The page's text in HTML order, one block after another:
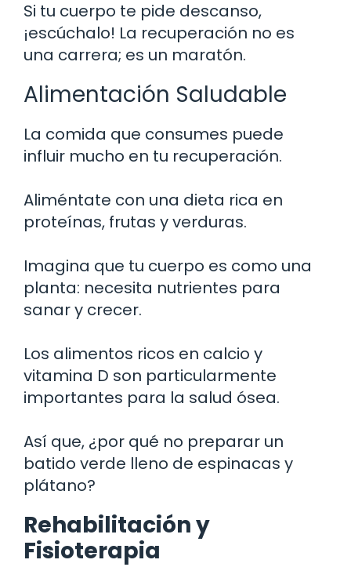
Si tu cuerpo te pide descanso,
¡escúchalo! La recuperación no es
una carrera; es un maratón.
Alimentación Saludable
La comida que consumes puede
influir mucho en tu recuperación.
Aliméntate con una dieta rica en
proteínas, frutas y verduras.
Imagina que tu cuerpo es como una
planta: necesita nutrientes para
sanar y crecer.
Los alimentos ricos en calcio y
vitamina D son particularmente
importantes para la salud ósea.
Así que, ¿por qué no preparar un
batido verde lleno de espinacas y
plátano?
Rehabilitación y
Fisioterapia